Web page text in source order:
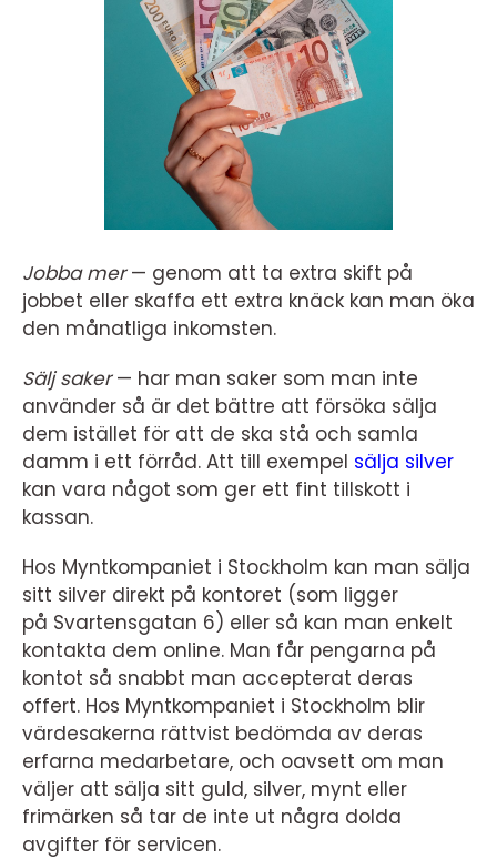
Jobba mer— genom att ta extra skift på
jobbet eller skaffa ett extra knäck kan man öka
den månatliga inkomsten.
Sälj saker— har man saker som man inte
använder så är det bättre att försöka sälja
dem istället för att de ska stå och samla
damm i ett förråd. Att till exempel sälja silver
kan vara något som ger ett fint tillskott i
kassan.
Hos Myntkompaniet i Stockholm kan man sälja
sitt silver direkt på kontoret (som ligger
på Svartensgatan 6) eller så kan man enkelt
kontakta dem online. Man får pengarna på
kontot så snabbt man accepterat deras
offert. Hos Myntkompaniet i Stockholm blir
värdesakerna rättvist bedömda av deras
erfarna medarbetare, och oavsett om man
väljer att sälja sitt guld, silver, mynt eller
frimärken så tar de inte ut några dolda
avgifter för servicen.